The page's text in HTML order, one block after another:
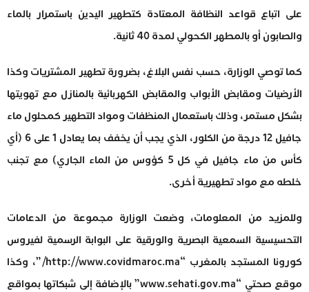
على اتباع قواعد النظافة المعتادة كتطهير اليدين باستمرار بالماء
والصابون أو بالمطهر الكحولي لمدة 40 ثانية.
كما توصي الوزارة، حسب نفس البلاغ، بضرورة تطهير المشتريات وكذا
الأرضيات ومقابض الأبواب والمقابض الكهربائية بالمنازل مع تهويتها
بشكل مستمر، وذلك باستعمال المنظفات ومواد التطهير كمحلول ماء
جافيل 12 درجة من الكلور، الذي يجب أن يخفف بما يعادل 1 على 6 (أي
كأس من ماء جافيل في كل 5 كؤوس من الماء الجاري) مع تجنب
خلطه مع مواد تطهيرية أخرى.
وللمزيد من المعلومات، وضعت الوزارة مجموعة من الدعامات
التحسيسية السمعية البصرية والورقية على البوابة الرسمية لفيروس
كورونا المستجد بالمغرب “http://www.covidmaroc.ma/”، وكذا
موقع صحتي “www.sehati.gov.ma” بالإضافة إلى شبكاتها بمواقع